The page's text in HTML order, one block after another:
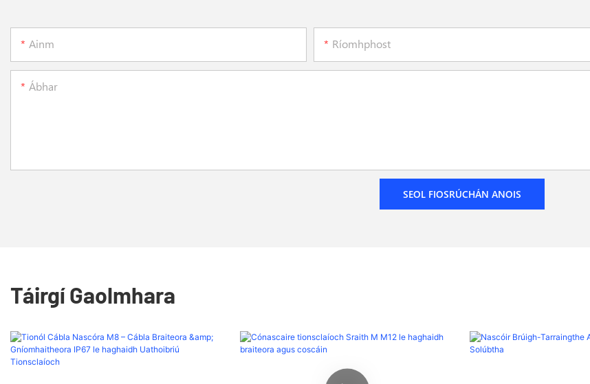
Ainm Ríomhphost
Ábhar
SEOL FIOSRÚCHÁN ANOIS
Táirgí Gaolmhara